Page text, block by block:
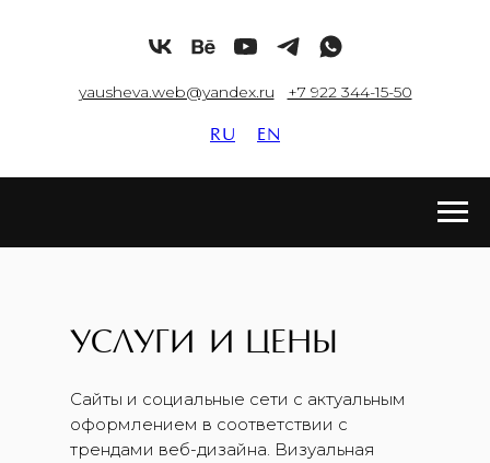
yausheva.web@yandex.ru +7 922 344-15-50
RU EN
УСЛУГИ И
Сайты и социальные сети с актуальным
оформлением в соответствии с
трендами веб-дизайна. Визуальная
ЦЕНЫ